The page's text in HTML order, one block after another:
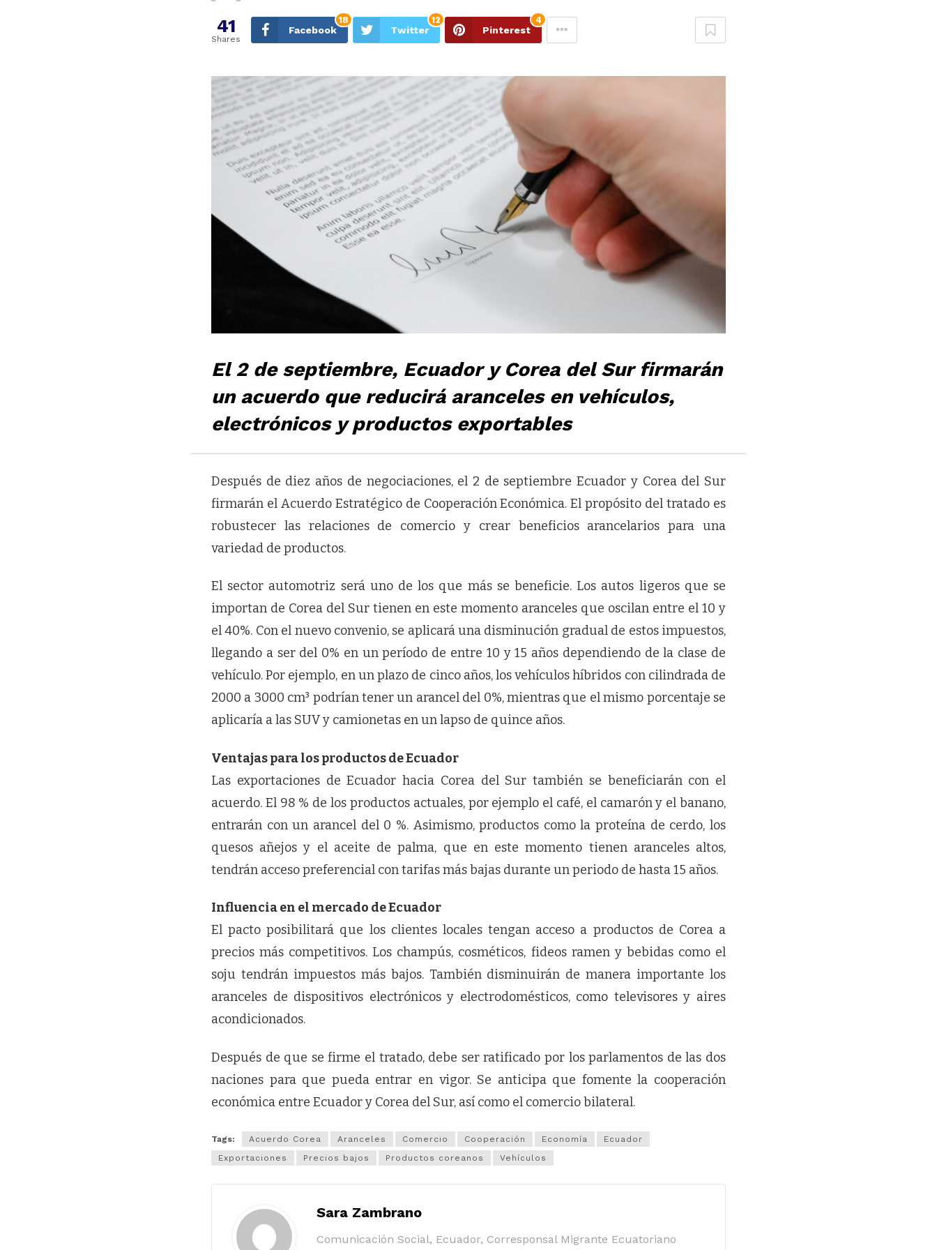
41
Shares
Facebook
18
Twitter
12
Pinterest
4
El 2 de septiembre, Ecuador y Corea del Sur firmarán
un acuerdo que reducirá aranceles en vehículos,
electrónicos y productos exportables
Después de diez años de negociaciones, el 2 de septiembre Ecuador y Corea del Sur
firmarán el Acuerdo Estratégico de Cooperación Económica. El propósito del tratado es
robustecer las relaciones de comercio y crear beneficios arancelarios para una
variedad de productos.
El sector automotriz será uno de los que más se beneficie. Los autos ligeros que se
importan de Corea del Sur tienen en este momento aranceles que oscilan entre el 10 y
el 40%. Con el nuevo convenio, se aplicará una disminución gradual de estos impuestos,
llegando a ser del 0% en un período de entre 10 y 15 años dependiendo de la clase de
vehículo. Por ejemplo, en un plazo de cinco años, los vehículos híbridos con cilindrada de
2000 a 3000 cm³ podrían tener un arancel del 0%, mientras que el mismo porcentaje se
aplicaría a las SUV y camionetas en un lapso de quince años.
Ventajas para los productos de Ecuador
Las exportaciones de Ecuador hacia Corea del Sur también se beneficiarán con el
acuerdo. El 98 % de los productos actuales, por ejemplo el café, el camarón y el banano,
entrarán con un arancel del 0 %. Asimismo, productos como la proteína de cerdo, los
quesos añejos y el aceite de palma, que en este momento tienen aranceles altos,
tendrán acceso preferencial con tarifas más bajas durante un periodo de hasta 15 años.
Influencia en el mercado de Ecuador
El pacto posibilitará que los clientes locales tengan acceso a productos de Corea a
precios más competitivos. Los champús, cosméticos, fideos ramen y bebidas como el
soju tendrán impuestos más bajos. También disminuirán de manera importante los
aranceles de dispositivos electrónicos y electrodomésticos, como televisores y aires
acondicionados.
Después de que se firme el tratado, debe ser ratificado por los parlamentos de las dos
naciones para que pueda entrar en vigor. Se anticipa que fomente la cooperación
económica entre Ecuador y Corea del Sur, así como el comercio bilateral.
Tags: Acuerdo Corea Aranceles Comercio Cooperación Economía
Ecuador
Exportaciones
Precios bajos Productos coreanos Vehículos
Sara Zambrano
Comunicación Social, Ecuador, Corresponsal Migrante Ecuatoriano